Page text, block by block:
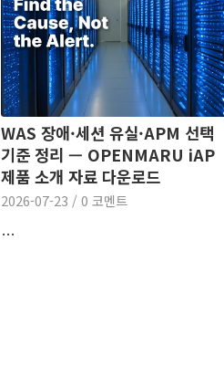
WAS 장애·세션 유실·APM 선택
기준 정리 — OPENMARU iAP
제품 소개 자료 다운로드
2026-07-23 / 0 코멘트
…